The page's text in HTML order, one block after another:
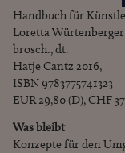
Handbuch für
Loretta Würtenberger
brosch., dt.
Hatje Cantz 2016,
ISBN 9783775741323
EUR 29,80 (D), CHF
Was bleibt
Konzepte für den